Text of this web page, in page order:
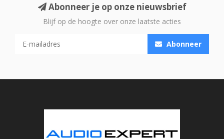
Abonneer je op onze nieuwsbrief
Blijf op de hoogte over onze laatste acties
Abonneer